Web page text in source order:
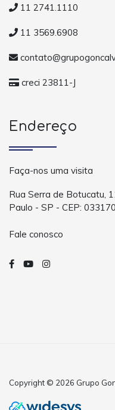
11 2741.1110
11 3569.6908
creci 23811-J
Endereço
Faça-nos uma visita
Rua Serra de Botucatu,
Paulo - SP - CEP:
Fale conosco
Copyright © 2026 Grupo